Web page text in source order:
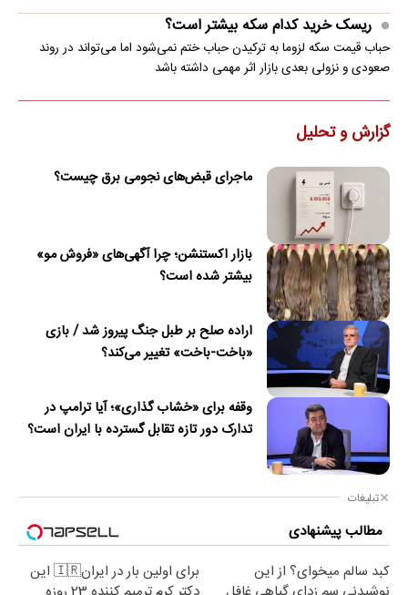
ریسک خرید کدام سکه بیشتر است؟
حباب قیمت سکه لزوما به ترکیدن حباب ختم نمی‌شود اما می‌تواند در روند
صعودی و نزولی بعدی بازار اثر مهمی داشته باشد
گزارش و تحلیل
ماجرای قبض‌های نجومی برق چیست؟
بازار اکستنشن؛ چرا آگهی‌های «فروش مو»
بیشتر شده است؟
اراده صلح بر طبل جنگ پیروز شد / بازی
«باخت-باخت» تغییر می‌کند؟
وقفه برای «خشاب گذاری»؛ آیا ترامپ در
تدارک دور تازه تقابل گسترده با ایران است؟
تبلیغات
مطالب پیشنهادی
کبد سالم میخوای؟ از این
برای اولین بار در ایران🇮🇷 این